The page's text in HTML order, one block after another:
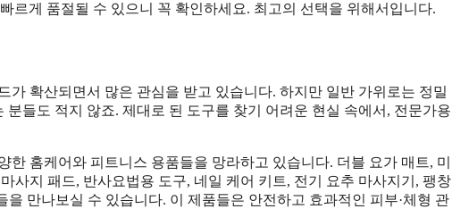
르게 품절될 수 있으니 꼭 확인하세요. 최고의 선택을 위해서입니다.
가 확산되면서 많은 관심을 받고 있습니다. 하지만 일반 가위로는 정밀
들도 적지 않죠. 제대로 된 도구를 찾기 어려운 현실 속에서, 전문가용
홈케어와 피트니스 용품들을 망라하고 있습니다. 더블 요가 매트, 미
사지 패드, 반사요법용 도구, 네일 케어 키트, 전기 요추 마사지기, 팽창
을 만나보실 수 있습니다. 이 제품들은 안전하고 효과적인 피부·체형 관